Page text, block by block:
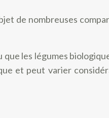
de nombreuses
que les légumes
et peut varier